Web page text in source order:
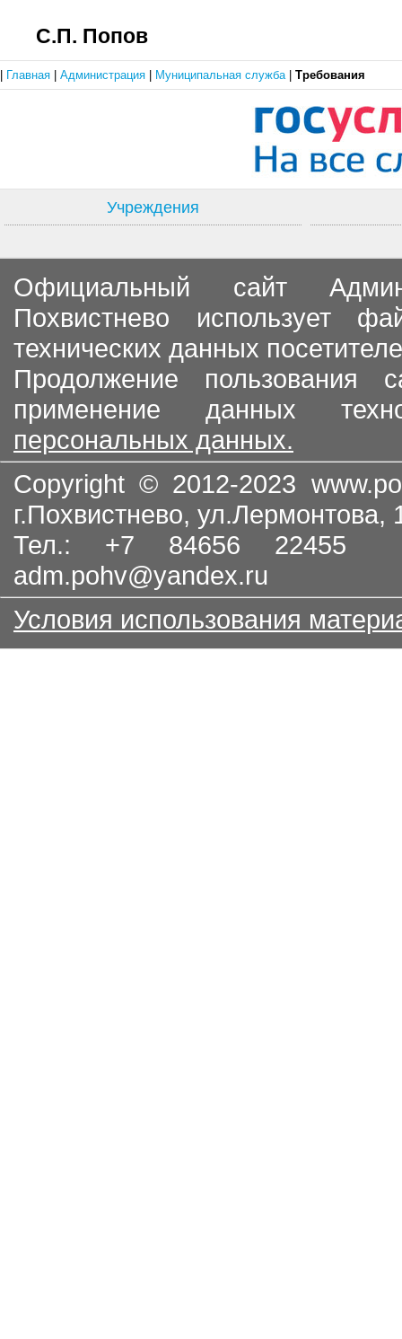
С.П. Попов
| Главная | Администрация | Муниципальная служба | Требования
Учреждения
Официальный сайт
Похвистнево использует
технических данных
Продолжение пользования
применение данных
персональных данных.
Copyright © 2012-2023
г.Похвистнево, ул.Лермонтова,
Тел.: +7 84656
adm.pohv@yandex.ru
Условия использования